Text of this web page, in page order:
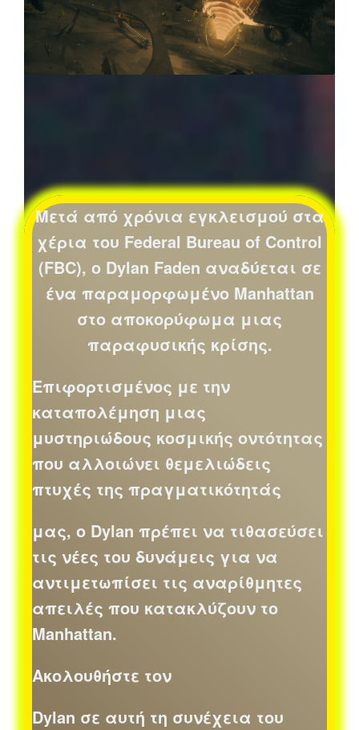
Μετά από χρόνια εγκλεισμού στα
χέρια του Federal Bureau of Control
(FBC), ο Dylan Faden αναδύεται σε
ένα παραμορφωμένο Manhattan
στο αποκορύφωμα μιας
παραφυσικής κρίσης.
Επιφορτισμένος με την
καταπολέμηση μιας
μυστηριώδους κοσμικής οντότητας
που αλλοιώνει θεμελιώδεις
πτυχές της πραγματικότητάς
μας, ο Dylan πρέπει να τιθασεύσει
τις νέες του δυνάμεις για να
αντιμετωπίσει τις αναρίθμητες
απειλές που κατακλύζουν το
Manhattan.
Ακολουθήστε τον
Dylan σε αυτή τη συνέχεια του